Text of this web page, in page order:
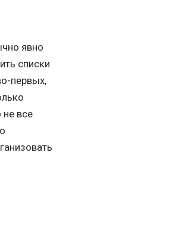
явно
списки
первых,
не все